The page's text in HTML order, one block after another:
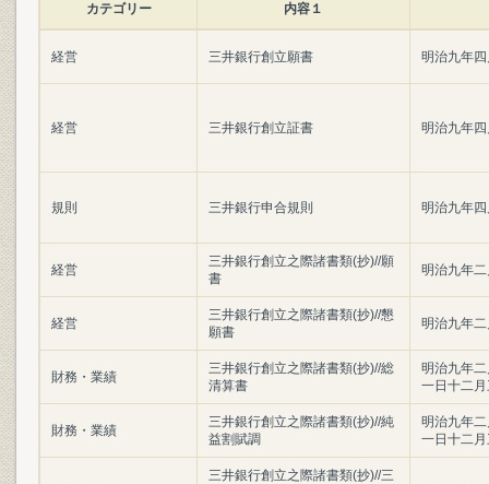
カテゴリー 内容１
経営 三井銀行創立願書 明治九年
経営 三井銀行創立証書 明治九年
規則 三井銀行申合規則 明治九年
経営
三井銀行創立之際諸書類(抄)//願
書
明治九年
経営
三井銀行創立之際諸書類(抄)//懇
願書
明治九年
財務・業績
三井銀行創立之際諸書類(抄)//総
清算書
明治九年
一日十二
財務・業績
三井銀行創立之際諸書類(抄)//純
益割賦調
明治九年
一日十二
三井銀行創立之際諸書類(抄)//三